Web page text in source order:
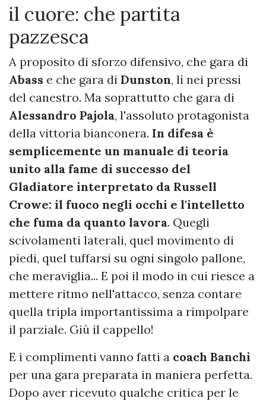
il cuore: che partita
pazzesca
A proposito di sforzo difensivo, che gara di
Abass e che gara di Dunston, lì nei pressi
del canestro. Ma soprattutto che gara di
Alessandro Pajola, l'assoluto protagonista
della vittoria bianconera. In difesa è
semplicemente un manuale di teoria
unito alla fame di successo del
Gladiatore interpretato da Russell
Crowe: il fuoco negli occhi e l'intelletto
che fuma da quanto lavora. Quegli
scivolamenti laterali, quel movimento di
piedi, quel tuffarsi su ogni singolo pallone,
che meraviglia... E poi il modo in cui riesce a
mettere ritmo nell'attacco, senza contare
quella tripla importantissima a rimpolpare
il parziale. Giù il cappello!
E i complimenti vanno fatti a coach Banchi
per una gara preparata in maniera perfetta.
Dopo aver ricevuto qualche critica per le